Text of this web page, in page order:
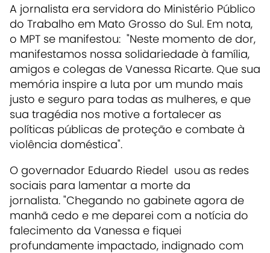
A jornalista era servidora do Ministério Público
do Trabalho em Mato Grosso do Sul. Em nota,
o MPT se manifestou: "Neste momento de dor,
manifestamos nossa solidariedade à família,
amigos e colegas de Vanessa Ricarte. Que sua
memória inspire a luta por um mundo mais
justo e seguro para todas as mulheres, e que
sua tragédia nos motive a fortalecer as
políticas públicas de proteção e combate à
violência doméstica".
O governador Eduardo Riedel usou as redes
sociais para lamentar a morte da
jornalista. "Chegando no gabinete agora de
manhã cedo e me deparei com a notícia do
falecimento da Vanessa e fiquei
profundamente impactado, indignado com